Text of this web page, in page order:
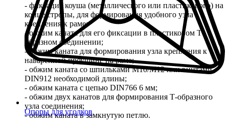
Опоры для уголков
- фиксация коуша (металлического или пластикового) на
конце стропы, для формирования удобного узла
крепления к раме;
- обжим каната для его фиксации в пластиковом Т-
образном соединении;
- обжим каната для формирования узла крепления к
наваренной проушине на раме;
- обжим каната со шпильками М10/М12 или винтами
DIN912 необходимой длины;
- обжим каната с цепью DIN766 6 мм;
- обжим двух канатов для формирования Т-образного
узла соединения;
- обжим каната в замкнутую петлю.